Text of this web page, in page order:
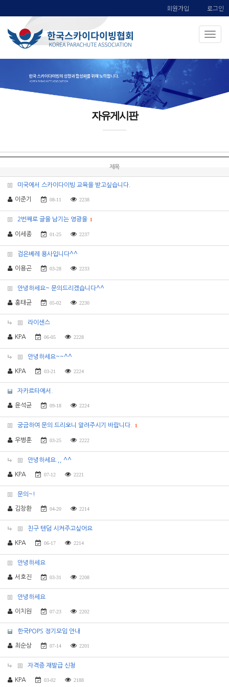
회원가입 로그인
자유게시판
제목
미국에서 스카이다이빙 교육을 받고싶습니다.
이준기 08-11 2238
2번째로 글을 남기는 영광을 1
이세종 01-25 2237
검은베레 용사입니다^^
이용곤 03-28 2233
안녕하세요~ 문의드리겠습니다^^
홍태균 05-02 2230
라이센스
KPA 06-05 2228
안녕하세요~~^^
KPA 03-21 2224
자카르타에서.
윤석균 09-18 2224
궁금하여 문의 드리오니 알려주시기 바랍니다. 1
우병훈 03-25 2222
안녕하세요.,, ^^
KPA 07-12 2221
문의~!
김창환 04-20 2214
친구 텐덤 시켜주고싶어요
KPA 06-17 2214
안녕하세요
서호진 03-31 2208
안녕하세요
이치원 07-23 2202
한국POPS 정기모임 안내
최순상 07-14 2201
자격증 재발급 신청
KPA 03-02 2188